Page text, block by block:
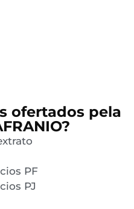
ofertados pela
PF
PJ